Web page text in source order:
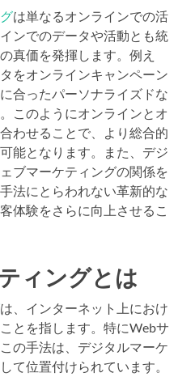
は単なるオンラインでの活
ンでのデータや活動とも統
真価を発揮します。例え
をオンラインキャンペーン
合ったパーソナライズドな
このようにオンラインとオ
わせることで、より総合的
能となります。また、デジ
ブマーケティングの関係を
法にとらわれない革新的な
体験をさらに向上させるこ
ィングとは
は、インターネット上におけ
とを指します。特にWebサ
の手法は、デジタルマーケ
て位置付けられています。